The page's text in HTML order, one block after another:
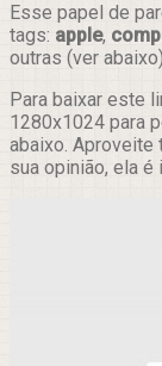
Esse papel de
tags: apple,
outras (ver
Para baixar este
1280x1024 para
abaixo. Aproveite
sua opinião, ela é